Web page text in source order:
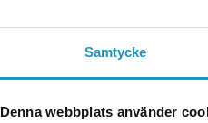
Samtycke
Denna webbplats använder